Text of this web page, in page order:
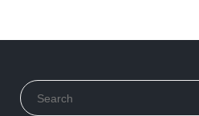
Search for: